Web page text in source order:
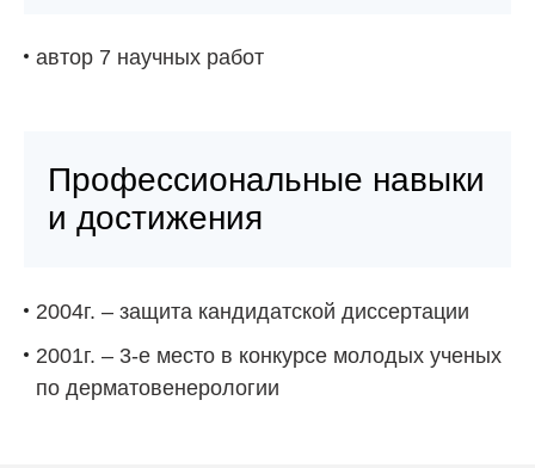
автор 7 научных работ
Профессиональные навыки
и достижения
2004г. – защита кандидатской диссертации
2001г. – 3-е место в конкурсе молодых ученых
по дерматовенерологии